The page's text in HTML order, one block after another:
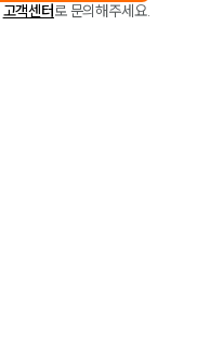
고객센터로 문의해주세요.